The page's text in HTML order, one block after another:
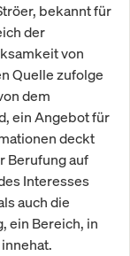
bekannt für
der
von
Quelle zufolge
dem
ein Angebot für
deckt
Berufung auf
Interesses
auch die
ein Bereich, in